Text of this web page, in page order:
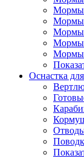
Оснастка